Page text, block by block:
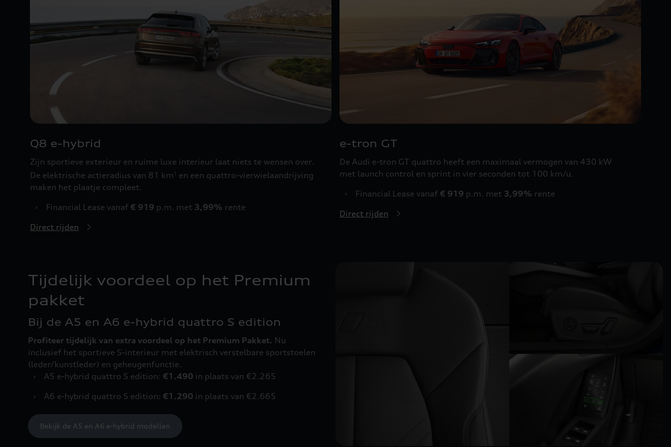
Q8 e-hybrid
Zijn sportieve exterieur en ruime luxe interieur laat niets te wensen over.
De elektrische actieradius van 81 km 1
en een quattro-vierwielaandrijving
maken het plaatje compleet.
›
Financial Lease vanaf € 919 p.m. met 3,99% rente
Direct rijden
e-tron GT
De Audi e-tron GT quattro heeft een maximaal vermogen van 430 kW
met launch control en sprint in vier seconden tot 100 km/u.
›
Financial Lease vanaf € 919 p.m. met 3,99% rente
Direct rijden
Tijdelijk voordeel op het Premium
pakket
Bij de A5 en A6 e-hybrid quattro S edition
Profiteer tijdelijk van extra voordeel op het Premium Pakket. Nu
inclusief het sportieve S-interieur met elektrisch verstelbare sportstoelen
(leder/kunstleder) en geheugenfunctie.
›
A5 e-hybrid quattro S edition: €1.490 in plaats van €2.265
›
A6 e-hybrid quattro S edition: €1.290 in plaats van €2.665
Bekijk de A5 en A6 e-hybrid modellen